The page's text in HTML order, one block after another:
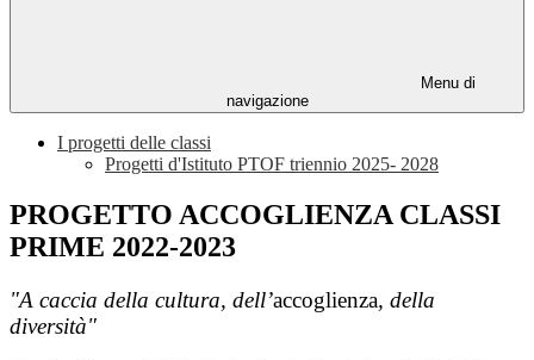
Menu di
navigazione
I progetti delle classi
Progetti d'Istituto PTOF triennio 2025- 2028
PROGETTO ACCOGLIENZA CLASSI
PRIME 2022-2023
"A caccia della cultura, dell’accoglienza, della
diversità"